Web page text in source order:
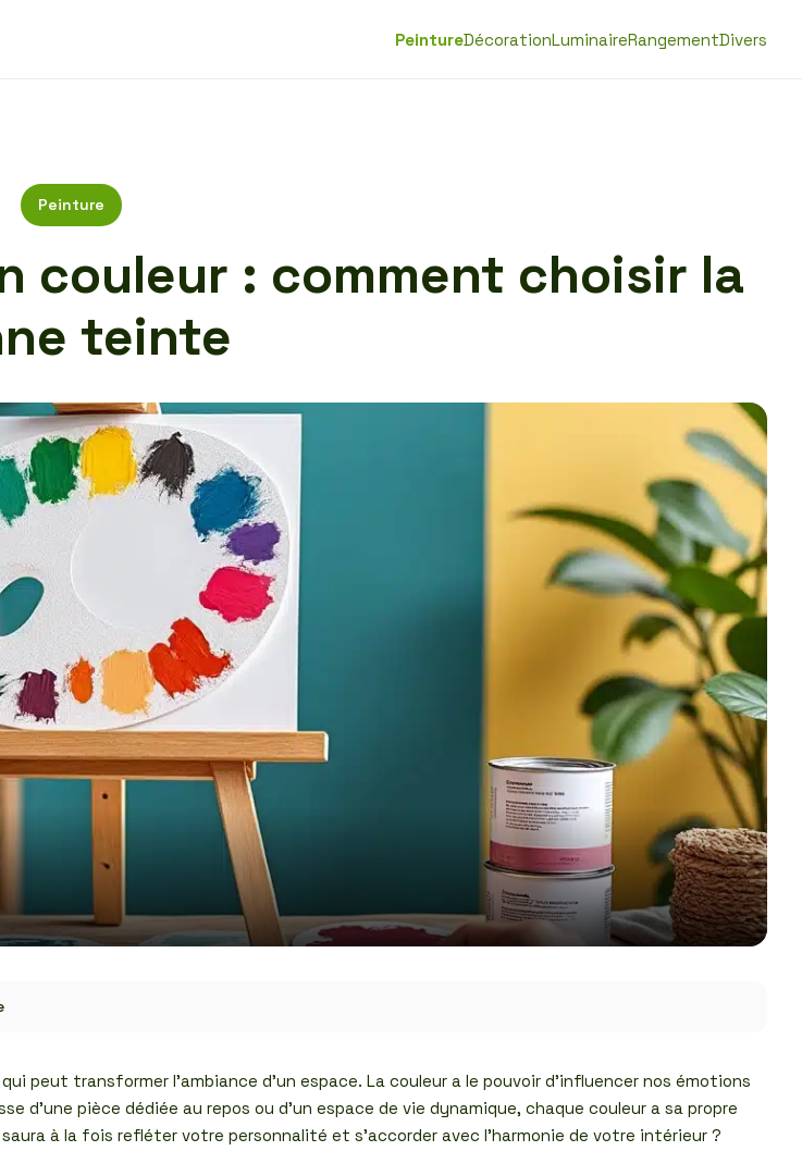
PeintureDécorationLuminaireRangementDivers
Peinture
couleur : comment choisir la
teinte
peut transformer l’ambiance d’un espace. La couleur a le pouvoir d’influencer nos émotions
pièce dédiée au repos ou d’un espace de vie dynamique, chaque couleur a sa propre
à la fois refléter votre personnalité et s’accorder avec l’harmonie de votre intérieur ?